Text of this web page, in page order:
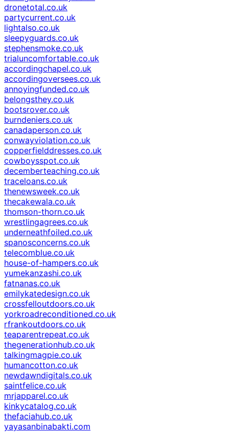
dronetotal.co.uk
partycurrent.co.uk
lightalso.co.uk
sleepyguards.co.uk
stephensmoke.co.uk
trialuncomfortable.co.uk
accordingchapel.co.uk
accordingoversees.co.uk
annoyingfunded.co.uk
belongsthey.co.uk
bootsrover.co.uk
burndeniers.co.uk
canadaperson.co.uk
conwayviolation.co.uk
copperfielddresses.co.uk
cowboysspot.co.uk
decemberteaching.co.uk
traceloans.co.uk
thenewsweek.co.uk
thecakewala.co.uk
thomson-thorn.co.uk
wrestlingagrees.co.uk
underneathfoiled.co.uk
spanosconcerns.co.uk
telecomblue.co.uk
house-of-hampers.co.uk
yumekanzashi.co.uk
fatnanas.co.uk
emilykatedesign.co.uk
crossfelloutdoors.co.uk
yorkroadreconditioned.co.uk
rfrankoutdoors.co.uk
teaparentrepeat.co.uk
thegenerationhub.co.uk
talkingmagpie.co.uk
humancotton.co.uk
newdawndigitals.co.uk
saintfelice.co.uk
mrjapparel.co.uk
kinkycatalog.co.uk
thefaciahub.co.uk
yayasanbinabakti.com